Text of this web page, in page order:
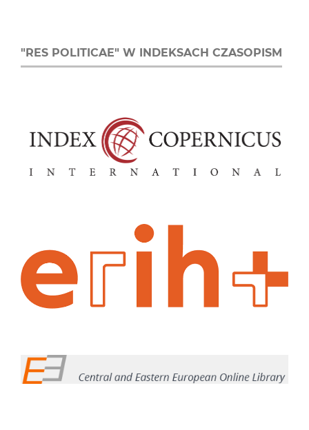
"RES POLITICAE" W INDEKSACH CZASOPISM